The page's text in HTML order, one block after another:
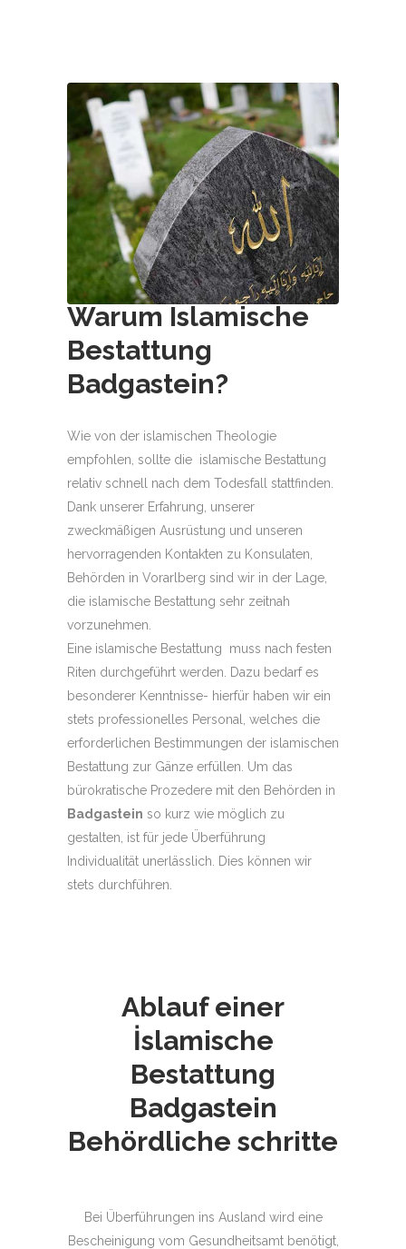
Warum Islamische
Bestattung
Badgastein?
Wie von der islamischen Theologie
empfohlen, sollte die islamische Bestattung
relativ schnell nach dem Todesfall stattfinden.
Dank unserer Erfahrung, unserer
zweckmäßigen Ausrüstung und unseren
hervorragenden Kontakten zu Konsulaten,
Behörden in Vorarlberg sind wir in der Lage,
die islamische Bestattung sehr zeitnah
vorzunehmen.
Eine islamische Bestattung muss nach festen
Riten durchgeführt werden. Dazu bedarf es
besonderer Kenntnisse- hierfür haben wir ein
stets professionelles Personal, welches die
erforderlichen Bestimmungen der islamischen
Bestattung zur Gänze erfüllen. Um das
bürokratische Prozedere mit den Behörden in
Badgastein so kurz wie möglich zu
gestalten, ist für jede Überführung
Individualität unerlässlich. Dies können wir
stets durchführen.
Ablauf einer
İslamische
Bestattung
Badgastein
Behördliche schritte
Bei Überführungen ins Ausland wird eine
Bescheinigung vom Gesundheitsamt benötigt,